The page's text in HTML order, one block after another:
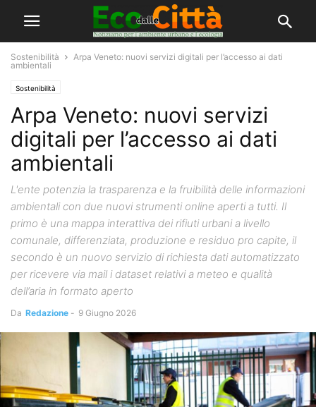
Sostenibilità
Arpa Veneto: nuovi servizi digitali per l’accesso ai dati
ambientali
Sostenibilità
Arpa Veneto: nuovi servizi
digitali per l’accesso ai dati
ambientali
L'ente potenzia la trasparenza e la fruibilità delle informazioni
ambientali con due nuovi strumenti online aperti a tutti. Il
primo è una mappa interattiva dei rifiuti urbani a livello
comunale, differenziata, produzione e residuo pro capite, il
secondo è un nuovo servizio di richiesta dati automatizzato
per ricevere via mail i dataset relativi a meteo e qualità
dell’aria in formato aperto
Da Redazione - 9 Giugno 2026